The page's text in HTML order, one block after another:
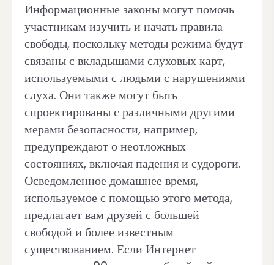
Информационные законы могут помочь
участникам изучить и начать правила
свободы, поскольку методы режима будут
связаны с вкладышами слуховых карт,
используемыми с людьми с нарушениями
слуха. Они также могут быть
спроектированы с различными другими
мерами безопасности, например,
предупреждают о неотложных
состояниях, включая падения и судороги.
Осведомленное домашнее время,
используемое с помощью этого метода,
предлагает вам друзей с большей
свободой и более известным
существованием. Если Интернет